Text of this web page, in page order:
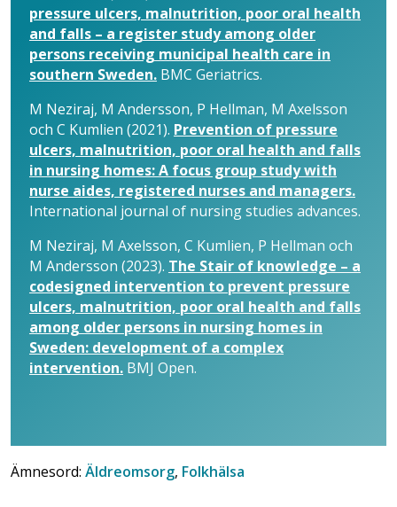
pressure ulcers, malnutrition, poor oral health
and falls – a register study among older
persons receiving municipal health care in
southern Sweden. BMC Geriatrics.
M Neziraj, M Andersson, P Hellman, M Axelsson
och C Kumlien (2021). Prevention of pressure
ulcers, malnutrition, poor oral health and falls
in nursing homes: A focus group study with
nurse aides, registered nurses and managers.
International journal of nursing studies advances.
M Neziraj, M Axelsson, C Kumlien, P Hellman och
M Andersson (2023). The Stair of knowledge – a
codesigned intervention to prevent pressure
ulcers, malnutrition, poor oral health and falls
among older persons in nursing homes in
Sweden: development of a complex
intervention. BMJ Open.
Ämnesord: Äldreomsorg, Folkhälsa